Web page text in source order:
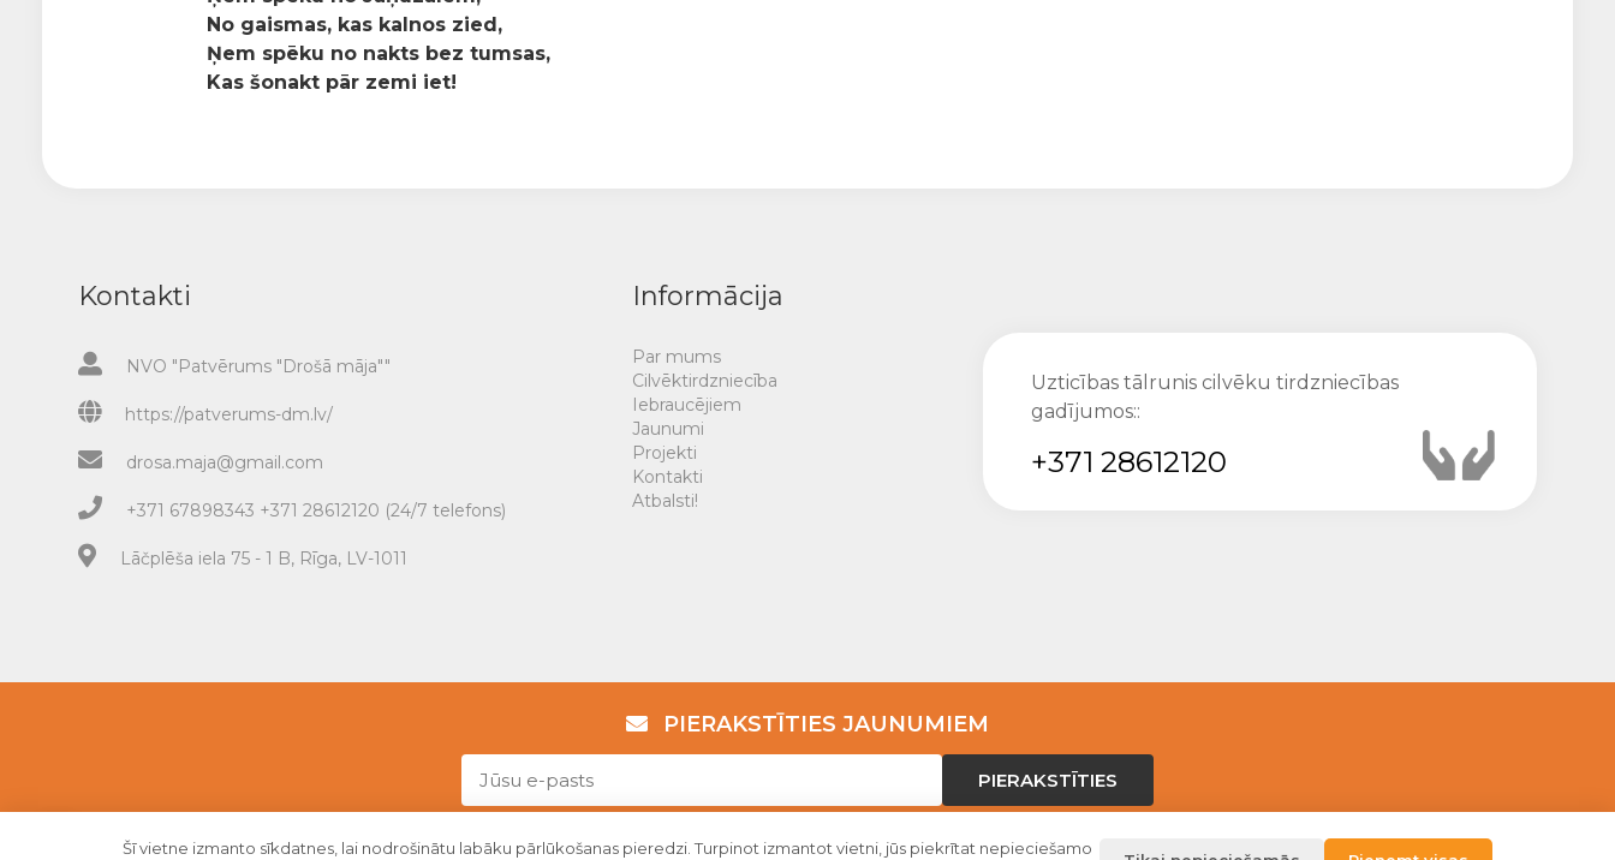
No gaismas, kas kalnos zied,
Ņem spēku no nakts bez tumsas,
Kas šonakt pār zemi iet!
Kontakti
NVO "Patvērums "Drošā māja""
https://patverums-dm.lv/
drosa.maja@gmail.com
+371 67898343 +371 28612120 (24/7 telefons)
Lāčplēša iela 75 - 1 B, Rīga, LV-1011
Informācija
Par mums
Cilvēktirdzniecība
Iebraucējiem
Jaunumi
Projekti
Kontakti
Atbalsti!
Uzticības tālrunis cilvēku tirdzniecības
gadījumos::
+371 28612120
PIERAKSTĪTIES JAUNUMIEM
PIERAKSTĪTIES
Šī vietne izmanto sīkdatnes, lai nodrošinātu labāku pārlūkošanas pieredzi. Turpinot izmantot vietni, jūs piekrītat nepieciešamo